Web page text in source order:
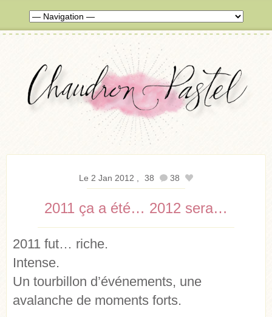
Le 2 Jan 2012 38 38
2011 ça a été… 2012 sera…
2011 fut… riche.
Intense.
Un tourbillon d’événements, une
avalanche de moments forts.